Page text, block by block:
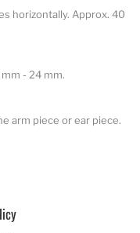
horizontally. Approx. 40
- 24 mm.
arm piece or ear piece.